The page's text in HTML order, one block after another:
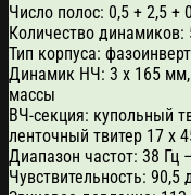
Число полос: 0,5 + 2,5 +
Количество динамиков:
Тип корпуса:
Динамик НЧ: 3 х 165
массы
ВЧ-секция: купольный
ленточный твитер 17 х
Диапазон частот: 38 Гц
Чувствительность: 90,5